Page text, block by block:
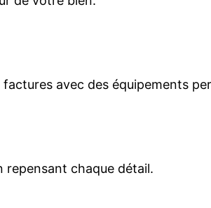
avec des équipements
repensant chaque détail.